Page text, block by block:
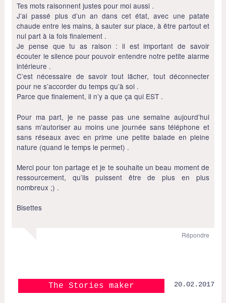
Tes mots raisonnent justes pour moi aussi .
J’ai passé plus d’un an dans cet état, avec une patate
chaude entre les mains, à sauter sur place, à être partout et
nul part à la fois finalement .
Je pense que tu as raison : il est important de savoir
écouter le silence pour pouvoir entendre notre petite alarme
intérieure .
C’est nécessaire de savoir tout lâcher, tout déconnecter
pour ne s’accorder du temps qu’à soi .
Parce que finalement, il n’y a que ça qui EST .
Pour ma part, je ne passe pas une semaine aujourd’hui
sans m’autoriser au moins une journée sans téléphone et
sans réseaux avec en prime une petite balade en pleine
nature (quand le temps le permet) .
Merci pour ton partage et je te souhaite un beau moment de
ressourcement, qu’ils puissent être de plus en plus
nombreux ;) .
Bisettes
Répondre
The Stories maker 20.02.2017